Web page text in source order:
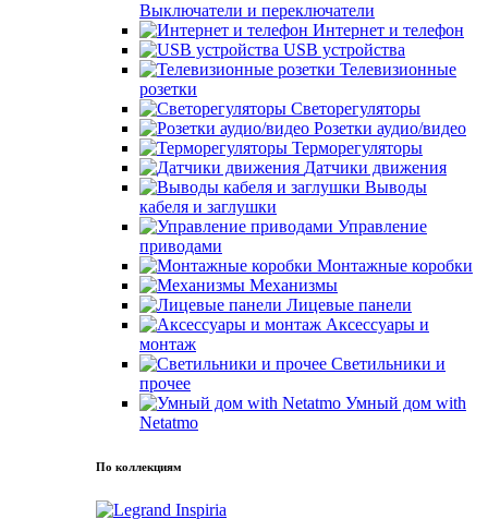
Выключатели и переключатели
Интернет и телефон
USB устройства
Телевизионные
розетки
Светорегуляторы
Розетки аудио/видео
Терморегуляторы
Датчики движения
Выводы
кабеля и заглушки
Управление
приводами
Монтажные коробки
Механизмы
Лицевые панели
Аксессуары и
монтаж
Светильники и
прочее
Умный дом with
Netatmo
По коллекциям